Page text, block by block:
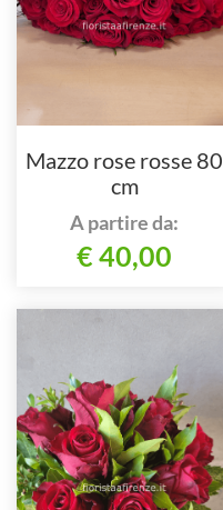
Mazzo rose rosse 80
cm
A partire da:
€ 40,00